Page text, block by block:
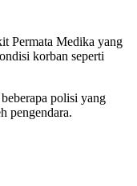
Permata Medika yang
korban seperti
polisi yang
pengendara.